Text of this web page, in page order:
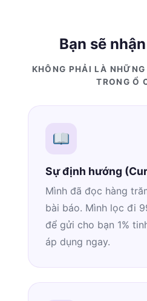
Bạn sẽ
KHÔNG PHẢI LÀ
TRONG Ổ
Sự định hướng
Mình đã đọc hàng
bài báo. Mình lọc đi
để gửi cho bạn 1%
áp dụng ngay.